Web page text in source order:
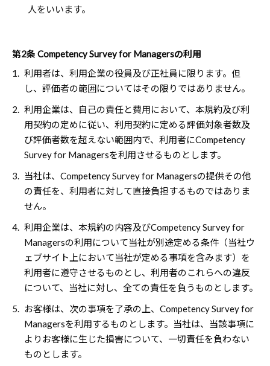
人をいいます。
第2条 Competency Survey for Managersの利用
1. 利用者は、利用企業の役員及び正社員に限ります。但
し、評価者の範囲についてはその限りではありません。
2. 利用企業は、自己の責任と費用において、本規約及び利
用契約の定めに従い、利用契約に定める評価対象者数及
び評価者数を超えない範囲内で、利用者にCompetency
Survey for Managersを利用させるものとします。
3. 当社は、Competency Survey for Managersの提供その他
の責任を、利用者に対して直接負担するものではありま
せん。
4. 利用企業は、本規約の内容及びCompetency Survey for
Managersの利用について当社が別途定める条件（当社ウ
ェブサイト上において当社が定める事項を含みます）を
利用者に遵守させるものとし、利用者のこれらへの違反
について、当社に対し、全ての責任を負うものとします。
5. お客様は、次の事項を了承の上、Competency Survey for
Managersを利用するものとします。当社は、当該事項に
よりお客様に生じた損害について、一切責任を負わない
ものとします。